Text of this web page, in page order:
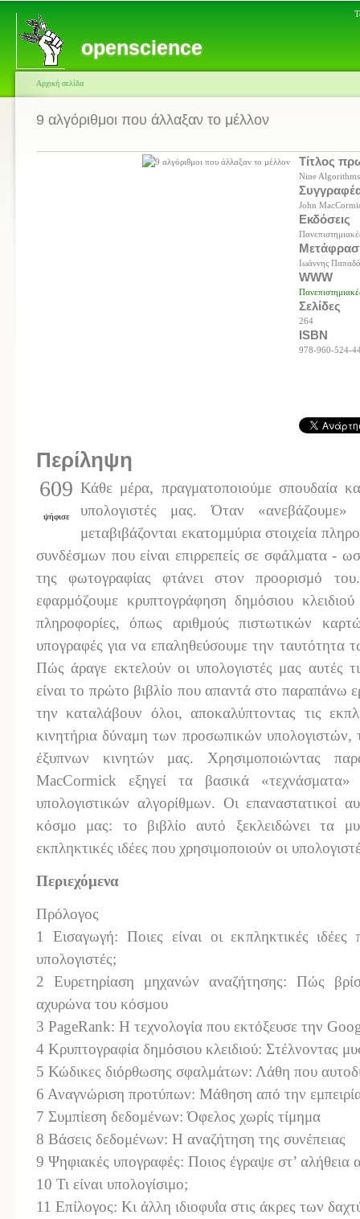
openscience
Αρχική σελίδα
9 αλγόριθμοι που άλλαξαν το μέλλον
Τίτλος
Nine
John
Εκδόσεις
Ιωάννης
WWW
Σελίδες
264
ISBN
978-960-524-
Περίληψη
609
ψήφισε
Κάθε μέρα, πραγματοποιούμε σπουδαία
υπολογιστές μας. Όταν
μεταβιβάζονται εκατομμύρια στοιχεία
συνδέσμων που είναι επιρρεπείς σε σφάλματα -
της φωτογραφίας φτάνει στον προορισμό
εφαρμόζουμε κρυπτογράφηση δημόσιου
πληροφορίες, όπως αριθμούς πιστωτικών
υπογραφές για να επαληθεύσουμε την ταυτότητα
Πώς άραγε εκτελούν οι υπολογιστές μας αυτές
είναι το πρώτο βιβλίο που απαντά στο
την καταλάβουν όλοι, αποκαλύπτοντας τις
κινητήρια δύναμη των προσωπικών
έξυπνων κινητών μας. Χρησιμοποιώντας
MacCormick εξηγεί τα βασικά «τεχνάσματα»
υπολογιστικών αλγορίθμων. Οι επαναστατικοί
κόσμο μας: το βιβλίο αυτό ξεκλειδώνει τα
εκπληκτικές ιδέες που χρησιμοποιούν οι
Περιεχόμενα
Πρόλογος
1 Εισαγωγή: Ποιες είναι οι εκπληκτικές ιδέες
υπολογιστές;
2 Ευρετηρίαση μηχανών αναζήτησης: Πώς
αχυρώνα του κόσμου
3 PageRank: Η τεχνολογία που εκτόξευσε την
4 Κρυπτογραφία δημόσιου κλειδιού: Στέλνοντας
5 Κώδικες διόρθωσης σφαλμάτων: Λάθη που
6 Αναγνώριση προτύπων: Μάθηση από την
7 Συμπίεση δεδομένων: Όφελος χωρίς τίμημα
8 Βάσεις δεδομένων: Η αναζήτηση της συνέπειας
9 Ψηφιακές υπογραφές: Ποιος έγραψε στ’ αλήθεια
10 Τι είναι υπολογίσιμο;
11 Επίλογος: Κι άλλη ιδιοφυΐα στις άκρες των